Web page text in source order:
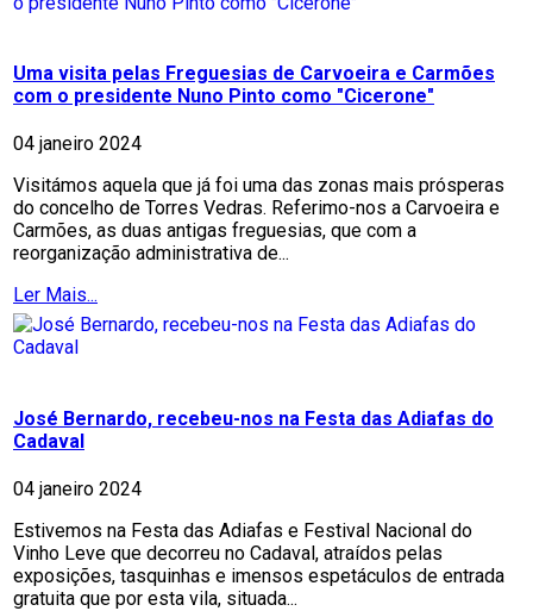
Uma visita pelas Freguesias de Carvoeira e Carmões
com o presidente Nuno Pinto como "Cicerone"
04 janeiro 2024
Visitámos aquela que já foi uma das zonas mais prósperas
do concelho de Torres Vedras. Referimo-nos a Carvoeira e
Carmões, as duas antigas freguesias, que com a
reorganização administrativa de...
Ler Mais...
José Bernardo, recebeu-nos na Festa das Adiafas do
Cadaval
04 janeiro 2024
Estivemos na Festa das Adiafas e Festival Nacional do
Vinho Leve que decorreu no Cadaval, atraídos pelas
exposições, tasquinhas e imensos espetáculos de entrada
gratuita que por esta vila, situada...